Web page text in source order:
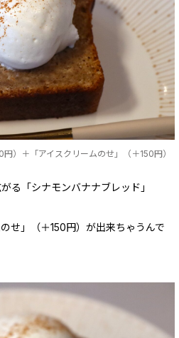
）＋「アイスクリームのせ」（＋150円）
る「シナモンバナナブレッド」
せ」（＋150円）が出来ちゃうんで